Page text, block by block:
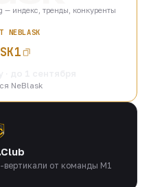
индекс, тренды, конкуренты
NEBLASK
NeBlask
от команды M1